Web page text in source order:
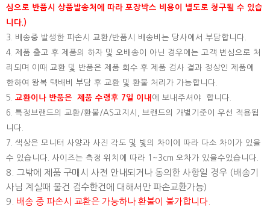
심으로 반품시 상품발송처에 따라 포장박스 비용이 별도로 청구될 수 있습
니다.)
3. 배송중 발생한 파손시 교환/반품시 배송비는 당사에서 부담합니다.
4. 제품 출고 후 제품의 하자 및 오배송이 아닌 경우에는 고객 변심으로 처
리되며 이때 교환 및 반품은 제품 회수 후 제품 검사 결과 정상인 제품에
한하여 왕복 택배비 부담 후 교환 및 환불 처리가 가능합니다.
5. 교환이나 반품은 제품 수령후 7일 이내 에 보내주셔야 합니다.
6. 특정브랜드의 교환/환불/AS고지시, 브랜드의 개별기준이 우선 적용됩
니다.
7. 색상은 모니터 사양과 사진 각도 및 빛의 차이에 따라 다소 차이가 있을
수 있습니다. 사이즈는 측정 위치에 따라 1~3cm 오차가 있을수있습니다.
8. 그밖에 제품 구매시 사전 안내되거나 동의한 사항일 경우 (배송기
사님 계실때 물건 검수한건에 대해서만 파손교환가능)
9. 배송 중 파손시 교환은 가능하나 환불이 불가합니다.